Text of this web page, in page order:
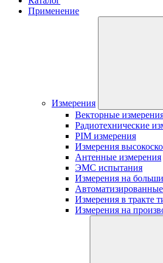
Применение
Измерения
Векторные
Радиотехнические
PIM измерения
Измерения
Антенные измерения
ЭМС испытания
Измерения на
Измерения в тракте
Измерения на